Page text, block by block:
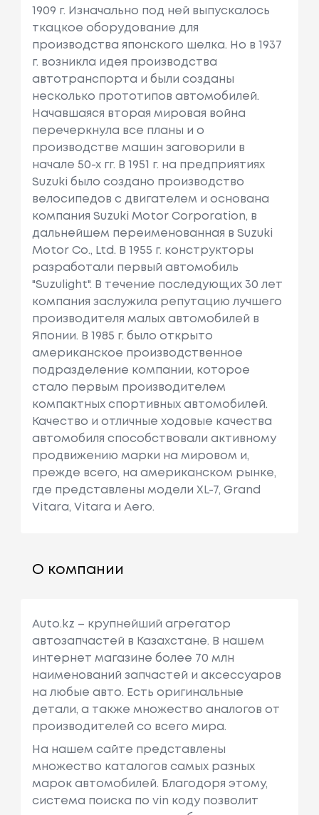
1909 г. Изначально под ней выпускалось
ткацкое оборудование для
производства японского шелка. Но в 1937
г. возникла идея производства
автотранспорта и были созданы
несколько прототипов автомобилей.
Начавшаяся вторая мировая война
перечеркнула все планы и о
производстве машин заговорили в
начале 50-х гг. В 1951 г. на предприятиях
Suzuki было создано производство
велосипедов с двигателем и основана
компания Suzuki Motor Corporation, в
дальнейшем переименованная в Suzuki
Motor Co., Ltd. В 1955 г. конструкторы
разработали первый автомобиль
"Suzulight". В течение последующих 30 лет
компания заслужила репутацию лучшего
производителя малых автомобилей в
Японии. В 1985 г. было открыто
американское производственное
подразделение компании, которое
стало первым производителем
компактных спортивных автомобилей.
Качество и отличные ходовые качества
автомобиля способствовали активному
продвижению марки на мировом и,
прежде всего, на американском рынке,
где представлены модели XL-7, Grand
Vitara, Vitara и Aero.
О компании
Auto.kz – крупнейший агрегатор
автозапчастей в Казахстане. В нашем
интернет магазине более 70 млн
наименований запчастей и аксессуаров
на любые авто. Есть оригинальные
детали, а также множество аналогов от
производителей со всего мира.
На нашем сайте представлены
множество каталогов самых разных
марок автомобилей. Благодоря этому,
система поиска по vin коду позволит